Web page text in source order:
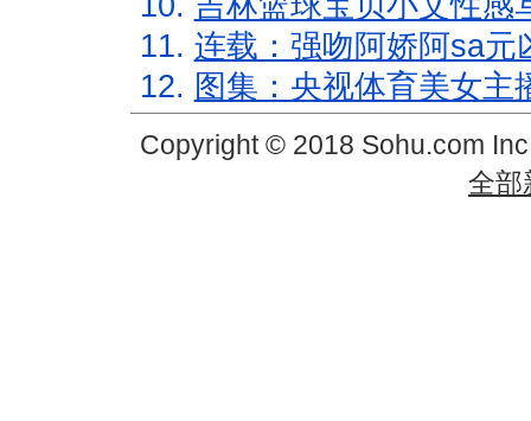
11. 连载：强吻阿娇阿sa元
12. 图集：央视体育美女主
Copyright © 2018 Sohu.com
全部